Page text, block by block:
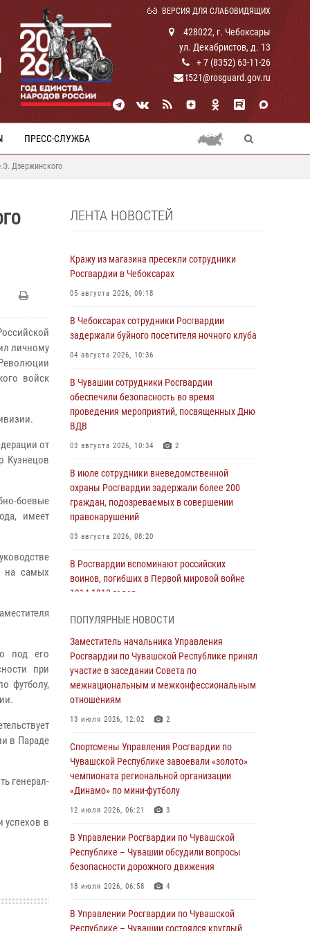
ВЕРСИЯ ДЛЯ СЛАБОВИДЯЩИХ
428022, г. Чебоксары
ул. Декабристов, д. 13
+ 7 (8352) 63-11-26
t521@rosguard.gov.ru
ПРЕСС-СЛУЖБА
Дзержинского
личному
войск
от
Кузнецов
боевые
имеет
на самых
под его
при
футболу,
в Параде
генерал-
успехов в
ЛЕНТА НОВОСТЕЙ
Кражу из магазина пресекли сотрудники
Росгвардии в Чебоксарах
05 августа 2026, 09:18
В Чебоксарах сотрудники Росгвардии
задержали буйного посетителя ночного клуба
04 августа 2026, 10:36
В Чувашии сотрудники Росгвардии
обеспечили безопасность во время
проведения мероприятий, посвященных Дню
ВДВ
03 августа 2026, 10:34 2
В июле сотрудники вневедомственной
охраны Росгвардии задержали более 200
граждан, подозреваемых в совершении
правонарушений
03 августа 2026, 08:20
В Росгвардии вспоминают российских
воинов, погибших в Первой мировой войне
1914-1918 годов
В Ядрине сотрудники Росгвардии задержали
подозреваемого в причинении тяжкого вреда
здоровью
01 августа 2026, 06:12
1 августа – День дежурной службы войск
Федерации
01 августа 2026, 05:17
Директор Росгвардии Герой России генерал
армии Виктор Золотов поздравил
профессиональным праздником
01 августа 2026, 00:01
В Чебоксарах при участии спецназа
немаркированной никотиносодержащей
продукции (видео)
ПОПУЛЯРНЫЕ НОВОСТИ
Заместитель начальника Управления
Росгвардии по Чувашской Республике принял
участие в заседании Совета по
межнациональным и межконфессиональным
отношениям
13 июля 2026, 12:02 2
Спортсмены Управления Росгвардии по
Чувашской Республике завоевали «золото»
чемпионата региональной организации
«Динамо» по мини-футболу
12 июля 2026, 06:21 3
В Управлении Росгвардии по Чувашской
Республике – Чувашии обсудили вопросы
безопасности дорожного движения
18 июля 2026, 06:58 4
В Управлении Росгвардии по Чувашской
Республике – Чувашии состоялся круглый